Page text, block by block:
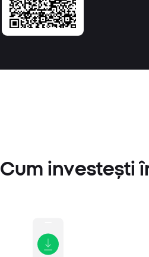
Cum investești